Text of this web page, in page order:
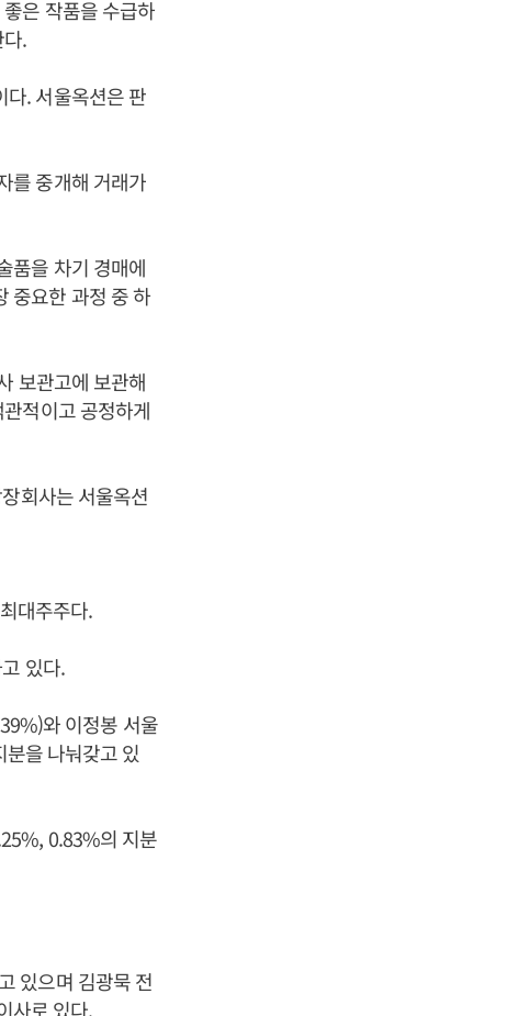
은 작품을 수급하
.
다. 서울옥션은 판
를 중개해 거래가
품을 차기 경매에
중요한 과정 중 하
보관고에 보관해
적이고 공정하게
회사는 서울옥션
대주주다.
있다.
와 이정봉 서울
을 나눠갖고 있
0.83%의 지분
있으며 김광묵 전
사로 있다.